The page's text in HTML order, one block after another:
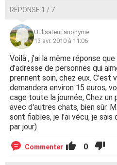
RÉPONSE 1 / 7
Utilisateur anonyme
13 avr. 2010 à 11:06
Voilà , j'ai la même réponse que
d'adresse de personnes qui
prennent soin, chez eux. C'est
demandera environ 15 euros,
cage toute la journée, Chez un
avec d'autres chats, bien sûr.
sont fiables, je l'ai vécu, je sais
par jour)
Commenter 0